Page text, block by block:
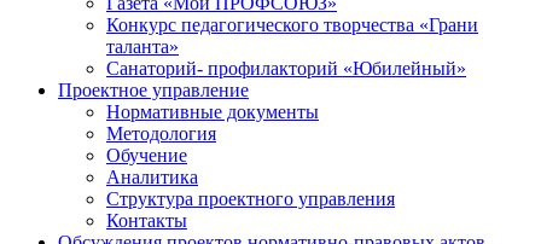
Конкурс педагогического творчества «Грани
таланта»
Санаторий- профилакторий «Юбилейный»
Проектное управление
Нормативные документы
Методология
Обучение
Аналитика
Структура проектного управления
Контакты